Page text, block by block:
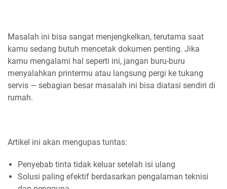
Masalah ini bisa sangat menjengkelkan, terutama saat
kamu sedang butuh mencetak dokumen penting. Jika
kamu mengalami hal seperti ini, jangan buru-buru
menyalahkan printermu atau langsung pergi ke tukang
servis — sebagian besar masalah ini bisa diatasi sendiri di
rumah.
Artikel ini akan mengupas tuntas:
Penyebab tinta tidak keluar setelah isi ulang
Solusi paling efektif berdasarkan pengalaman teknisi